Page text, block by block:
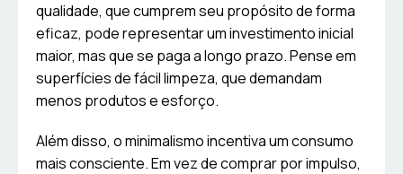
qualidade, que cumprem seu propósito de forma
eficaz, pode representar um investimento inicial
maior, mas que se paga a longo prazo. Pense em
superfícies de fácil limpeza, que demandam
menos produtos e esforço.
Além disso, o minimalismo incentiva um consumo
mais consciente. Em vez de comprar por impulso,